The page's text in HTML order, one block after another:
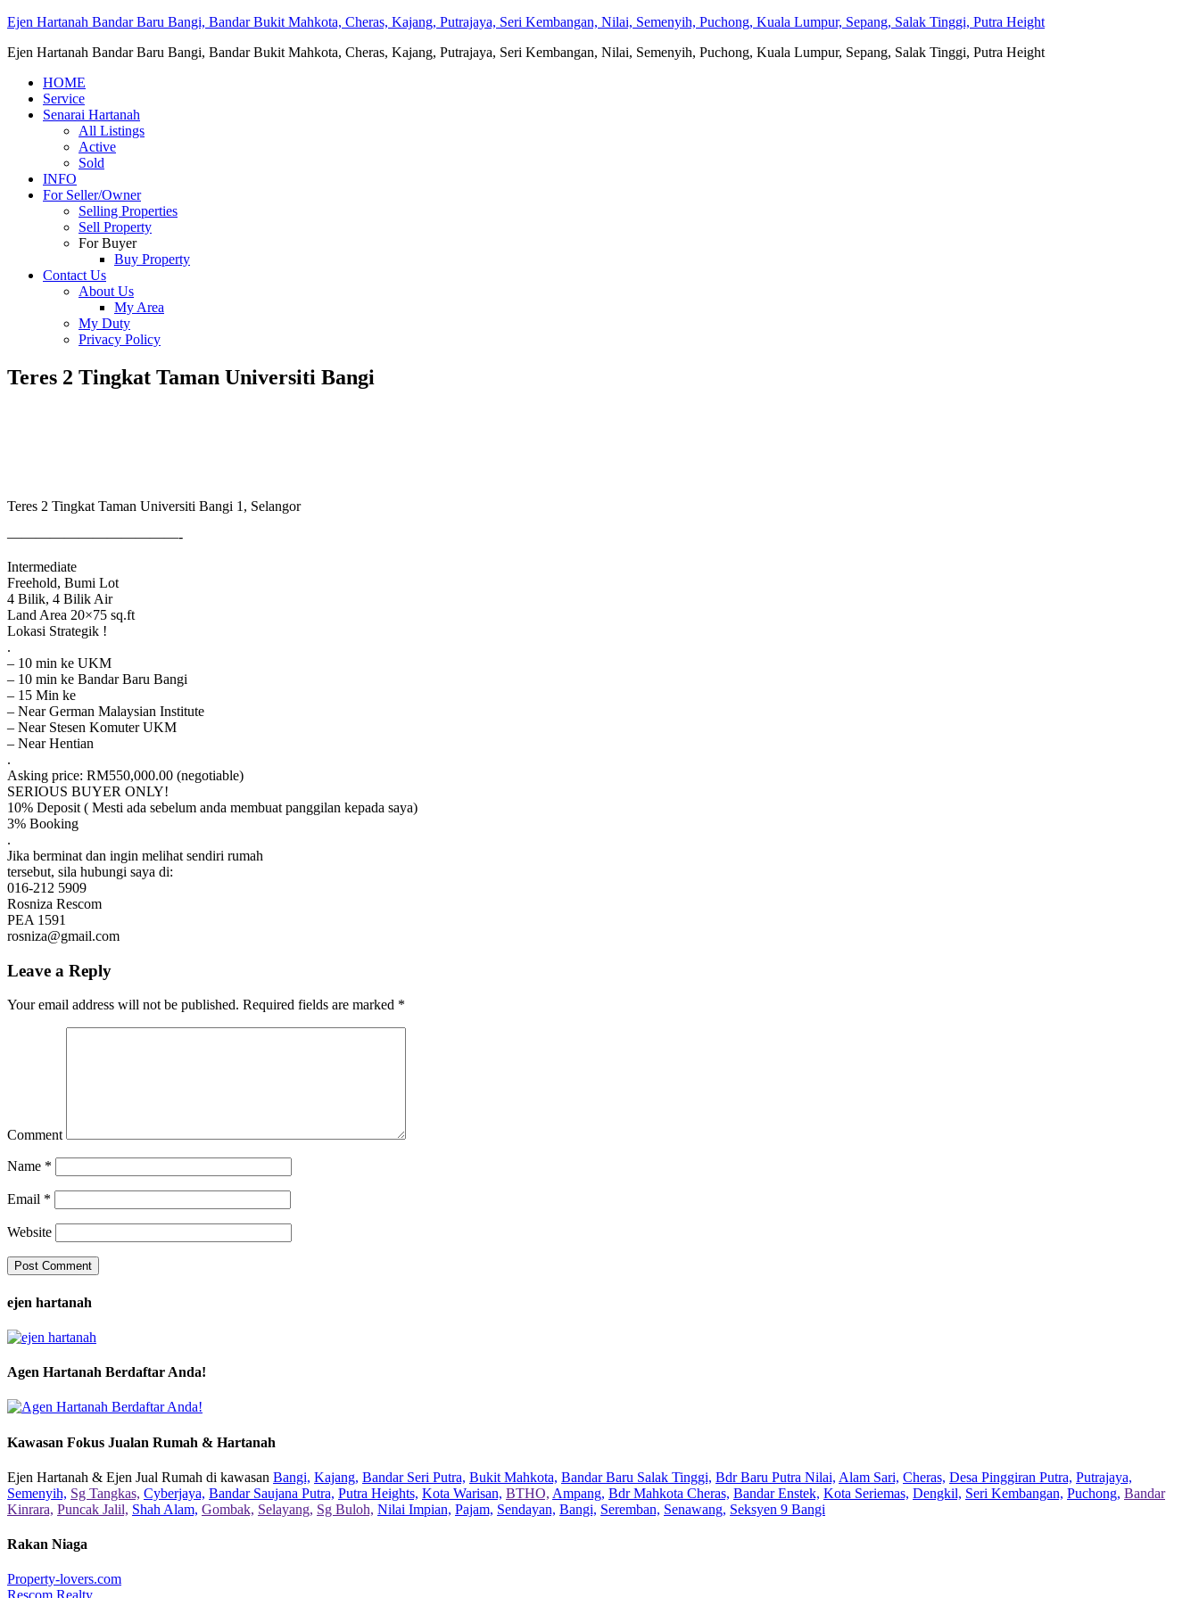
Ejen Hartanah Bandar Baru Bangi, Bandar Bukit Mahkota, Cheras, Kajang, Putrajaya, Seri Kembangan, Nilai, Semenyih, Puchong, Kuala Lumpur, Sepang, Salak Tinggi, Putra Height
Ejen Hartanah Bandar Baru Bangi, Bandar Bukit Mahkota, Cheras, Kajang, Putrajaya, Seri Kembangan, Nilai, Semenyih, Puchong, Kuala Lumpur, Sepang, Salak Tinggi, Putra Height
HOME
Service
Senarai Hartanah
All Listings
Active
Sold
INFO
For Seller/Owner
Selling Properties
Sell Property
For Buyer
Buy Property
Contact Us
About Us
My Area
My Duty
Privacy Policy
Teres 2 Tingkat Taman Universiti Bangi
Teres 2 Tingkat Taman Universiti Bangi 1, Selangor
————————————-
Intermediate
Freehold, Bumi Lot
4 Bilik, 4 Bilik Air
Land Area 20×75 sq.ft
Lokasi Strategik !
.
– 10 min ke UKM
– 10 min ke Bandar Baru Bangi
– 15 Min ke
– Near German Malaysian Institute
– Near Stesen Komuter UKM
– Near Hentian
.
Asking price: RM550,000.00 (negotiable)
SERIOUS BUYER ONLY!
10% Deposit ( Mesti ada sebelum anda membuat panggilan kepada saya)
3% Booking
.
Jika berminat dan ingin melihat sendiri rumah
tersebut, sila hubungi saya di:
016-212 5909
Rosniza Rescom
PEA 1591
rosniza@gmail.com
Leave a Reply
Your email address will not be published. Required fields are marked *
Comment
Name *
Email *
Website
ejen hartanah
Agen Hartanah Berdaftar Anda!
Kawasan Fokus Jualan Rumah & Hartanah
Ejen Hartanah & Ejen Jual Rumah di kawasan Bangi, Kajang, Bandar Seri Putra, Bukit Mahkota, Bandar Baru Salak Tinggi, Bdr Baru Putra Nilai, Alam Sari, Cheras, Desa Pinggiran Putra, Putrajaya,
Semenyih, Sg Tangkas, Cyberjaya, Bandar Saujana Putra, Putra Heights, Kota Warisan, BTHO, Ampang, Bdr Mahkota Cheras, Bandar Enstek, Kota Seriemas, Dengkil, Seri Kembangan, Puchong, Bandar
Kinrara, Puncak Jalil, Shah Alam, Gombak, Selayang, Sg Buloh, Nilai Impian, Pajam, Sendayan, Bangi, Seremban, Senawang, Seksyen 9 Bangi
Rakan Niaga
Property-lovers.com